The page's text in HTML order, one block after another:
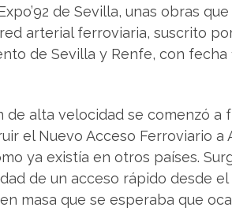
de Sevilla, unas obras
arterial ferroviaria, suscrito
de Sevilla y Renfe, con fecha
alta velocidad se comenzó a
el Nuevo Acceso Ferroviario a
ya existía en otros países.
de un acceso rápido desde
masa que se esperaba que